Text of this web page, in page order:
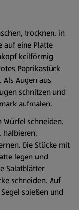
trocknen, in
auf eine Platte
keilförmig
Paprikastück
Augen aus
schnitzen und
aufmalen.
Würfel schneiden.
halbieren,
Die Stücke mit
legen und
Salatblätter
schneiden. Auf
spießen und